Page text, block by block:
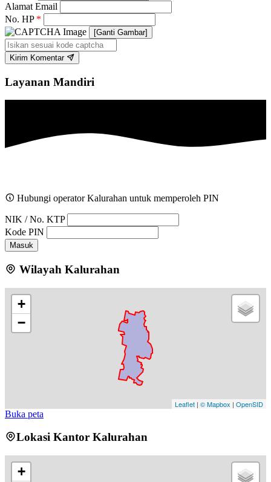
Alamat Email
No. HP *
[Ganti Gambar]
Kirim Komentar
Layanan Mandiri
Hubungi operator Kalurahan untuk memperoleh PIN
NIK / No. KTP
Kode PIN
Masuk
Wilayah Kalurahan
+
−
Leaflet | © Mapbox | OpenSID
Buka peta
Lokasi Kantor Kalurahan
+